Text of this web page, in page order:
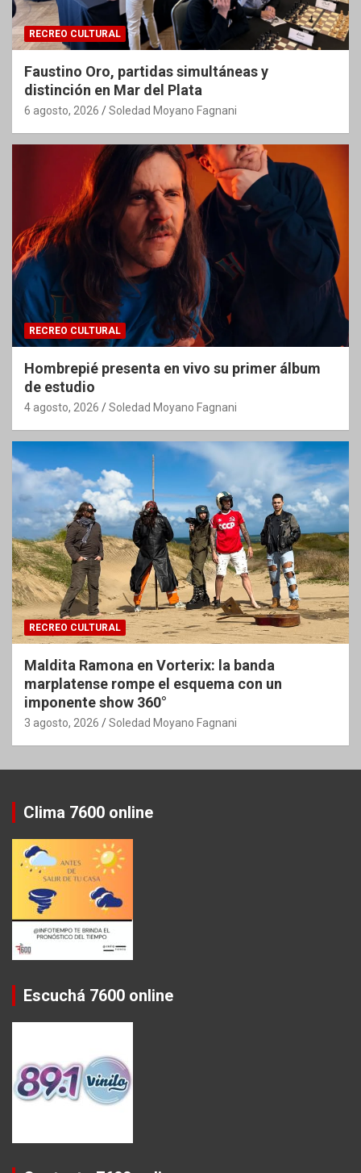
RECREO CULTURAL
Faustino Oro, partidas simultáneas y
distinción en Mar del Plata
6 agosto, 2026 Soledad Moyano Fagnani
RECREO CULTURAL
Hombrepié presenta en vivo su primer álbum
de estudio
4 agosto, 2026 Soledad Moyano Fagnani
RECREO CULTURAL
Maldita Ramona en Vorterix: la banda
marplatense rompe el esquema con un
imponente show 360°
3 agosto, 2026 Soledad Moyano Fagnani
Clima 7600 online
Escuchá 7600 online